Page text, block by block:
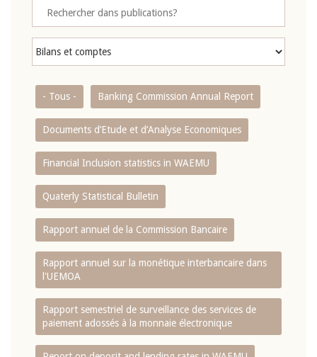
- Tous - Banking Commission Annual Report
Documents d’Etude et d’Analyse Economiques
Financial Inclusion statistics in WAEMU
Quaterly Statistical Bulletin
Rapport annuel de la Commission Bancaire
Rapport annuel sur la monétique interbancaire dans
l'UEMOA
Rapport semestriel de surveillance des services de
paiement adossés à la monnaie électronique